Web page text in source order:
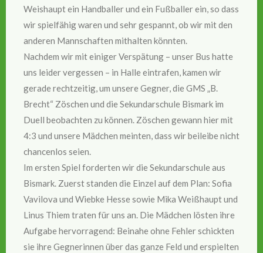
Weishaupt ein Handballer und ein Fußballer ein, so dass
wir spielfähig waren und sehr gespannt, ob wir mit den
anderen Mannschaften mithalten könnten.
Nachdem wir mit einiger Verspätung – unser Bus hatte
uns leider vergessen – in Halle eintrafen, kamen wir
gerade rechtzeitig, um unsere Gegner, die GMS „B.
Brecht“ Zöschen und die Sekundarschule Bismark im
Duell beobachten zu können. Zöschen gewann hier mit
4:3 und unsere Mädchen meinten, dass wir beileibe nicht
chancenlos seien.
Im ersten Spiel forderten wir die Sekundarschule aus
Bismark. Zuerst standen die Einzel auf dem Plan: Sofia
Vavilova und Wiebke Hesse sowie Mika Weißhaupt und
Linus Thiem traten für uns an. Die Mädchen lösten ihre
Aufgabe hervorragend: Beinahe ohne Fehler schickten
sie ihre Gegnerinnen über das ganze Feld und erspielten